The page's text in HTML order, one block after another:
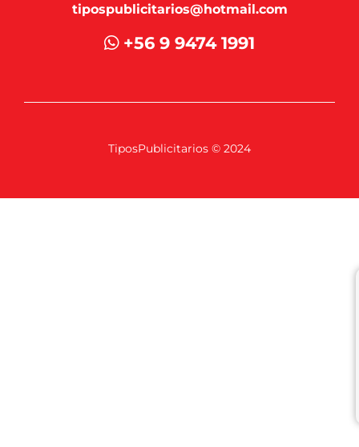
tipospublicitarios@hotmail.com
+56 9 9474 1991
TiposPublicitarios © 2024